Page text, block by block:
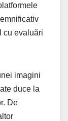
cu evaluări
imagini
duce la
De